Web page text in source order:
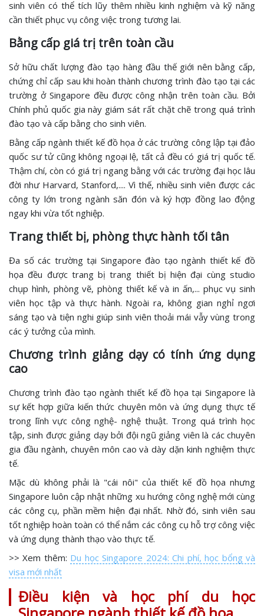
sinh viên có thể tích lũy thêm nhiều kinh nghiệm và kỹ năng
cần thiết phục vụ công việc trong tương lai.
Bằng cấp giá trị trên toàn cầu
Sở hữu chất lượng đào tạo hàng đầu thế giới nên bằng cấp,
chứng chỉ cấp sau khi hoàn thành chương trình đào tạo tại các
trường ở Singapore đều được công nhận trên toàn cầu. Bởi
Chính phủ quốc gia này giám sát rất chặt chẽ trong quá trình
đào tạo và cấp bằng cho sinh viên.
Bằng cấp ngành thiết kế đồ họa ở các trường công lập tại đảo
quốc sư tử cũng không ngoại lệ, tất cả đều có giá trị quốc tế.
Thậm chí, còn có giá trị ngang bằng với các trường đại học lâu
đời như Harvard, Stanford,.... Vì thế, nhiều sinh viên được các
công ty lớn trong ngành săn đón và ký hợp đồng lao động
ngay khi vừa tốt nghiệp.
Trang thiết bị, phòng thực hành tối tân
Đa số các trường tại Singapore đào tạo ngành thiết kế đồ
họa đều được trang bị trang thiết bị hiện đại cùng studio
chụp hình, phòng vẽ, phòng thiết kế và in ấn,... phục vụ sinh
viên học tập và thực hành. Ngoài ra, không gian nghỉ ngơi
sáng tạo và tiện nghi giúp sinh viên thoải mái vẫy vùng trong
các ý tưởng của mình.
Chương trình giảng dạy có tính ứng dụng
cao
Chương trình đào tạo ngành thiết kế đồ họa tại Singapore là
sự kết hợp giữa kiến thức chuyên môn và ứng dụng thực tế
trong lĩnh vực công nghệ- nghệ thuật. Trong quá trình học
tập, sinh được giảng dạy bởi đội ngũ giảng viên là các chuyên
gia đầu ngành, chuyên môn cao và dày dặn kinh nghiệm thực
tế.
Mặc dù không phải là "cái nôi" của thiết kế đồ họa nhưng
Singapore luôn cập nhật những xu hướng công nghệ mới cùng
các công cụ, phần mềm hiện đại nhất. Nhờ đó, sinh viên sau
tốt nghiệp hoàn toàn có thể nắm các công cụ hỗ trợ công việc
và ứng dụng thành thạo vào thực tế.
>> Xem thêm: Du học Singapore 2024: Chi phí, học bổng và
visa mới nhất
Điều kiện và học phí du học